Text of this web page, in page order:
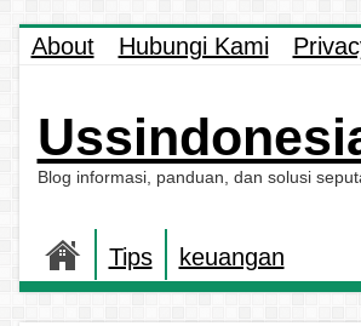
About Hubungi Kami
Blog informasi, panduan, dan solusi
Tips keuangan